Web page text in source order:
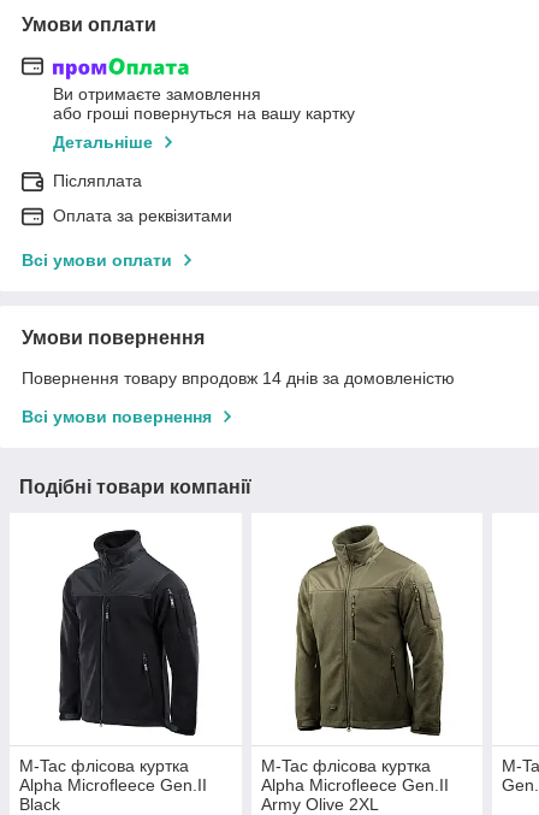
Умови оплати
Ви отримаєте замовлення
або гроші повернуться на вашу картку
Детальніше
Післяплата
Оплата за реквізитами
Всі умови оплати
Умови повернення
Повернення товару впродовж 14 днів за домовленістю
Всі умови повернення
Подібні товари компанії
M-Tac флісова куртка
Alpha Microfleece Gen.II
Black
M-Tac флісова куртка
Alpha Microfleece Gen.II
Army Olive 2XL
M-